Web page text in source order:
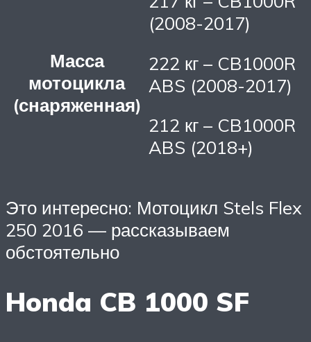
Масса
мотоцикла
(снаряженная)
(2008-2017)
222 кг – CB1000R
ABS (2008-2017)
212 кг – CB1000R
ABS (2018+)
Это интересно: Мотоцикл Stels Flex
250 2016 — рассказываем
обстоятельно
Honda CB 1000 SF